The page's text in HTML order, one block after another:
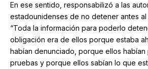
En ese sentido, responsabilizó a las
estadounidenses de no detener antes
“Toda la información para poderlo
obligación era de ellos porque estaba
habían denunciado, porque ellos habían
pruebas y porque ellos sabían lo que